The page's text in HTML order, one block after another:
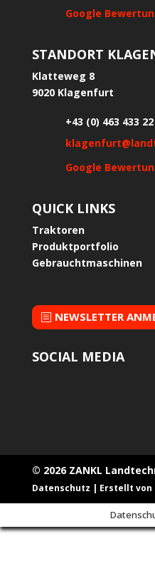
Google
STANDORT
Klatteweg 8
9020 Klagenfurt
+43 (0) 463 433 22
Google
QUICK LINKS
Traktoren
Produktportfolio
Gebrauchtmaschinen
NEWSLETTER
SOCIAL MEDIA
© 2026 ZANKL
Datenschutz | Erstellt von